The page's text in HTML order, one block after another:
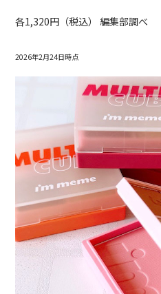
各1,320円（税込） 編集部調べ
2026年2月24日時点